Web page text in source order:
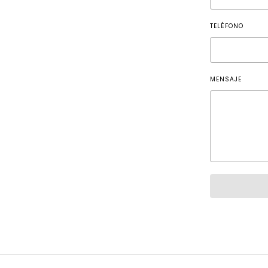
TELÉFONO
MENSAJE